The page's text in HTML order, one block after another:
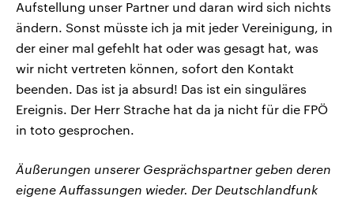
Aufstellung unser Partner und daran wird sich nichts
ändern. Sonst müsste ich ja mit jeder Vereinigung, in
der einer mal gefehlt hat oder was gesagt hat, was
wir nicht vertreten können, sofort den Kontakt
beenden. Das ist ja absurd! Das ist ein singuläres
Ereignis. Der Herr Strache hat da ja nicht für die FPÖ
in toto gesprochen.
Äußerungen unserer Gesprächspartner geben deren
eigene Auffassungen wieder. Der Deutschlandfunk